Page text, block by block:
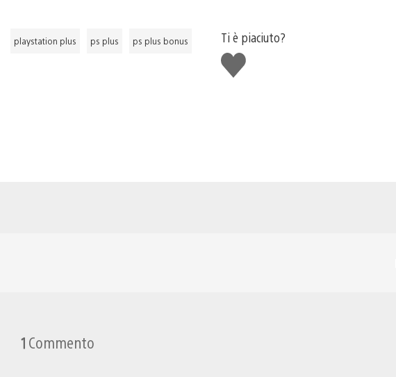
playstation plus ps plus ps plus bonus
Ti è piaciuto?
Mi
piace
1 Commento